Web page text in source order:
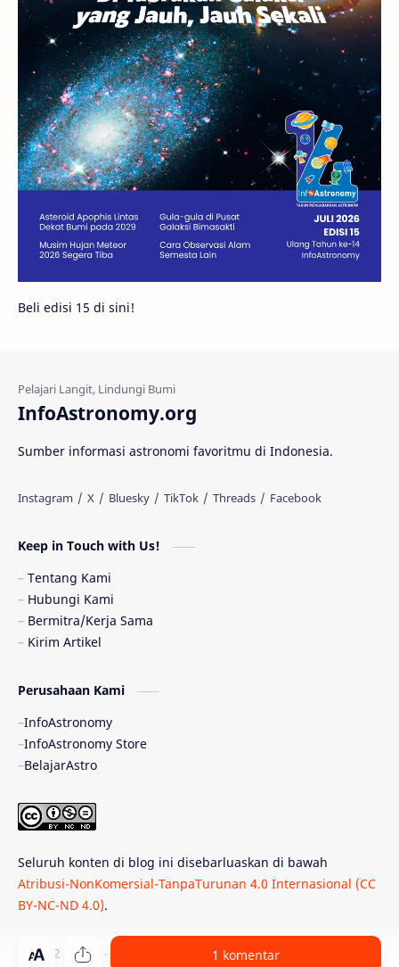
1 komentar
Stasiun Luar Angkasa Internasional
Gugus Bintang Menarik Dibaca
Venus Pluto Galaksi Kerdil
Gambar Harian Titan
Bintang Neutron Hubble Tips
Juno Bintang Biner
Fakta Galaksi Spiral
Gerhana Matahari
Quasar
TanyaAstro
Enseladus Gelombang Gravitasi
Indonesia Kerdil Putih
Olimpiade Sains Nasional
Bumi Super GBT18 Hilal
Katai Cokelat
Observatorium SpaceX
Beli edisi 15 di sini!
InfoAstronomy.org
Sumber informasi astronomi favoritmu di Indonesia.
Keep in Touch with Us!
Tentang Kami
Hubungi Kami
Bermitra/Kerja Sama
Kirim Artikel
Perusahaan Kami
InfoAstronomy
InfoAstronomy Store
BelajarAstro
Seluruh konten di blog ini disebarluaskan di bawah
Atribusi-NonKomersial-TanpaTurunan 4.0 Internasional (CC
BY-NC-ND 4.0).
© 2012 - 2026 ‧ PT Belajar Astronomi Indonesia